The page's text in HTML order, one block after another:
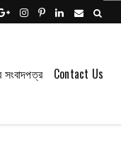
সংবাদপত্র Contact Us